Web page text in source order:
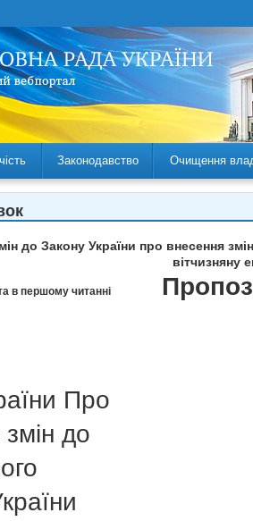
Законодавство Очищення
до Закону України про внесення
вітчизняну
в першому читанні
Про
до